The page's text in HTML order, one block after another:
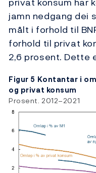
jamn nedgang dei
målt i forhold til
forhold til privat
2,6 prosent. Dette
Figur 5 Kontantar i
og privat konsum
Prosent. 2012–2021